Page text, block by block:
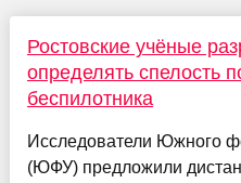
Ростовские учёные
определять спелость
беспилотника
Исследователи Южного
(ЮФУ) предложили